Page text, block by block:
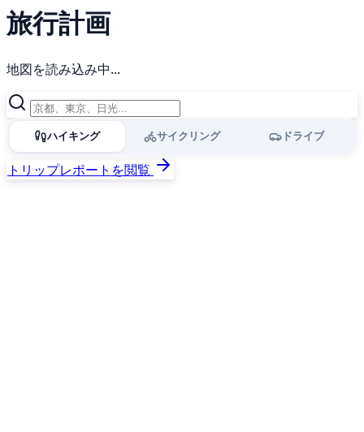
旅行計画
地図を読み込み中...
ハイキング サイクリング ドライブ
トリップレポートを閲覧